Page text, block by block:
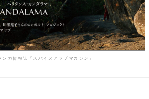
ンカ情報誌「スパイスアップマガジン」